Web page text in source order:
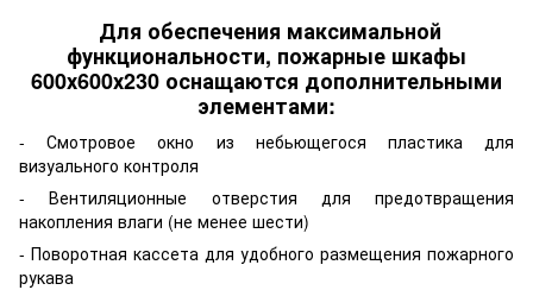
Для обеспечения максимальной
функциональности, пожарные шкафы
600х600х230 оснащаются дополнительными
элементами:
- Смотровое окно из небьющегося пластика для
визуального контроля
- Вентиляционные отверстия для предотвращения
накопления влаги (не менее шести)
- Поворотная кассета для удобного размещения пожарного
рукава